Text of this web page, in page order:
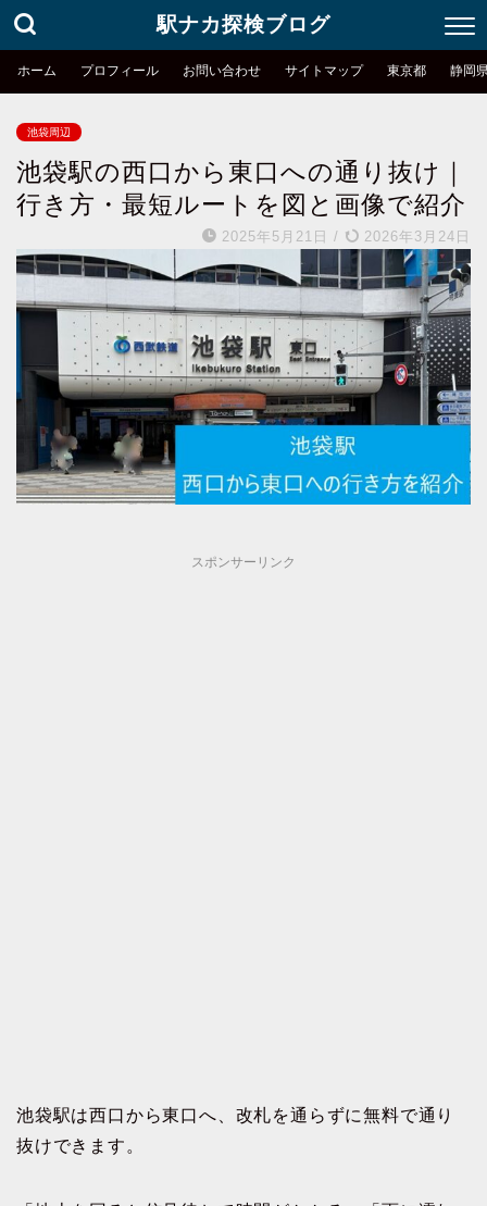
駅ナカ探検ブログ
ホーム プロフィール お問い合わせ サイトマップ 東京都 静岡
池袋周辺
池袋駅の西口から東口への通り抜け｜
行き方・最短ルートを図と画像で紹介
2025年5月21日 / 2026年3月24日
スポンサーリンク
池袋駅は西口から東口へ、改札を通らずに無料で通り
抜けできます。